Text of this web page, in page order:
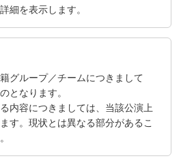
細を表示します。
グループ／チームにつきまして
となります。
内容につきましては、当該公演上
す。現状とは異なる部分があるこ